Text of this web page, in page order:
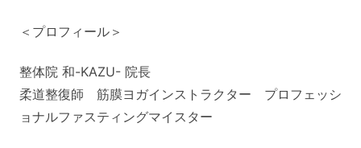
＜プロフィール＞
整体院 和-KAZU- 院長
柔道整復師 筋膜ヨガインストラクター プロフェッシ
ョナルファスティングマイスター